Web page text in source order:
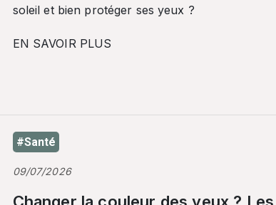
soleil et bien protéger ses yeux ?
EN SAVOIR PLUS
#Santé
09/07/2026
Changer la couleur des yeux ? Les